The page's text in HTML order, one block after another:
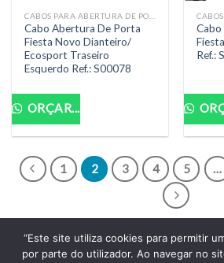
Cabo Abertura De Porta
Fiesta Novo Dianteiro/
Ecosport Traseiro
Esquerdo Ref.: S00078
ORÇAR...
Ref.:
1 2 3 4 5 …
POLITICA DE PRIVACIDADE
“Este site utiliza cookies para permitir
por parte do utilizador. Ao navegar no